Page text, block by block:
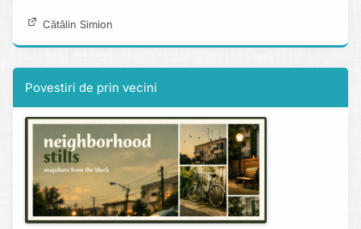
Cătălin Simion
Povestiri de prin vecini